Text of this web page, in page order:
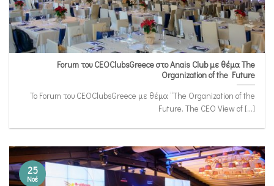
Forum του CEOClubsGreece στο Anais Club με θέμα The
Organization of the Future
Το Forum του CEOClubsGreece με θέμα “The Organization of the
Future. The CEO View of [...]
25
Νοέ